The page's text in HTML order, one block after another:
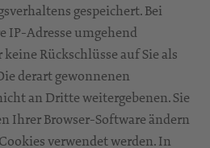
gespeichert. Bei
IP-Adresse umgehend
Rückschlüsse auf Sie als
derart gewonnenen
an Dritte weitergebenen. Sie
Ihrer Browser-Software ändern
verwendet werden. In